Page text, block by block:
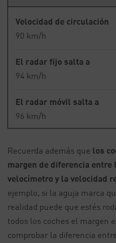
Velocidad de circulación
90 km/h
El radar fijo salta a
94 km/h
El radar móvil salta a
96 km/h
Recuerda además que los
margen de diferencia entre
velocímetro y la velocidad
ejemplo, si la aguja marca
realidad puede que estés
todos los coches el margen
comprobar la diferencia